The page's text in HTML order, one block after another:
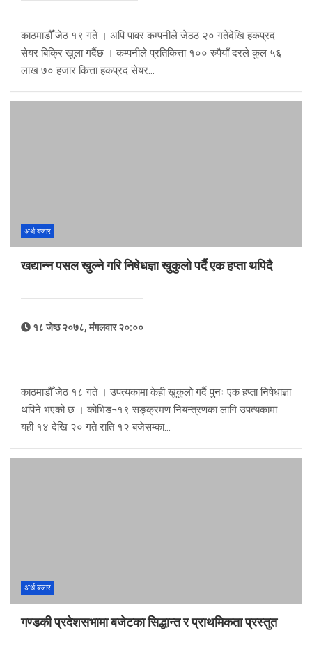
काठमाडौँ जेठ १९ गते । अपि पावर कम्पनीले जेठठ २० गतेदेखि हकप्रद
सेयर बिक्रि खुला गर्दैछ । कम्पनीले प्रतिकित्ता १०० रुपैयाँ दरले कुल ५६
लाख ७० हजार कित्ता हकप्रद सेयर…
अर्थ बजार
खद्यान्न पसल खुल्ने गरि निषेधज्ञा खुकुलो पर्दै एक हप्ता थपिदै
१८ जेष्ठ २०७८, मंगलवार २०:००
काठमाडौँ जेठ १८ गते । उपत्यकामा केही खुकुलो गर्दै पुनः एक हप्ता निषेधाज्ञा
थपिने भएको छ । कोभिड¬१९ सङ्क्रमण नियन्त्रणका लागि उपत्यकामा
यही १४ देखि २० गते राति १२ बजेसम्का…
अर्थ बजार
गण्डकी प्रदेशसभामा बजेटका सिद्धान्त र प्राथमिकता प्रस्तुत